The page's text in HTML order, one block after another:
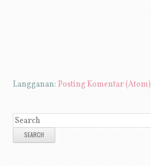
Langganan: Posting Komentar (Atom)
SEARCH